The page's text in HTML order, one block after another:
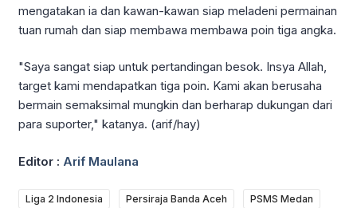
mengatakan ia dan kawan-kawan siap meladeni permainan
tuan rumah dan siap membawa membawa poin tiga angka.
"Saya sangat siap untuk pertandingan besok. Insya Allah,
target kami mendapatkan tiga poin. Kami akan berusaha
bermain semaksimal mungkin dan berharap dukungan dari
para suporter," katanya. (arif/hay)
Editor : Arif Maulana
Liga 2 Indonesia Persiraja Banda Aceh PSMS Medan